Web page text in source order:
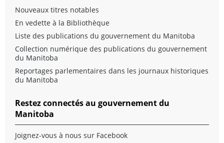
Nouveaux titres notables
En vedette à la Bibliothèque
Liste des publications du gouvernement du Manitoba
Collection numérique des publications du gouvernement
du Manitoba
Reportages parlementaires dans les journaux historiques
du Manitoba
Restez connectés au gouvernement du
Manitoba
Joignez-vous à nous sur Facebook